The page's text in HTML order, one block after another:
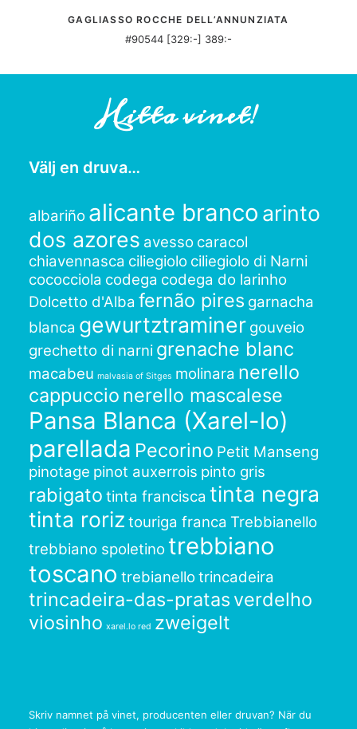
GAGLIASSO ROCCHE DELL’ANNUNZIATA
#90544 [329:-] 389:-
Hitta vinet!
Välj en druva…
albariño alicante branco arinto
dos azores avesso caracol
chiavennasca ciliegiolo ciliegiolo di Narni
cococciola codega codega do larinho
Dolcetto d'Alba fernão pires garnacha
blanca gewurtztraminer gouveio
grechetto di narni grenache blanc
macabeu malvasia of Sitges molinara nerello
cappuccio nerello mascalese
Pansa Blanca (Xarel-lo)
parellada Pecorino Petit Manseng
pinotage pinot auxerrois pinto gris
rabigato tinta francisca tinta negra
tinta roriz touriga franca Trebbianello
trebbiano spoletino trebbiano
toscano trebianellotrincadeira
trincadeira-das-pratas verdelho
viosinho xarel.lo red zweigelt
Skriv namnet på vinet, producenten eller druvan? När du